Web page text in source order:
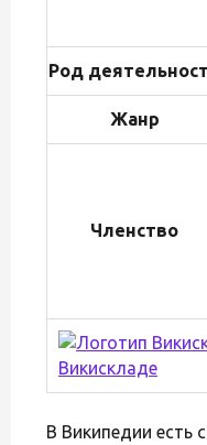
Род
Жанр
Членство
Викискладе
В Википедии есть